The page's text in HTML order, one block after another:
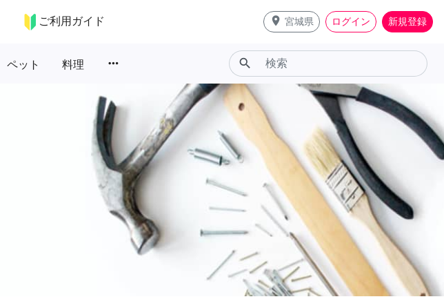
ご利用ガイド place 宮城県 ログイン 新規登録
ペット 料理 more_horiz search